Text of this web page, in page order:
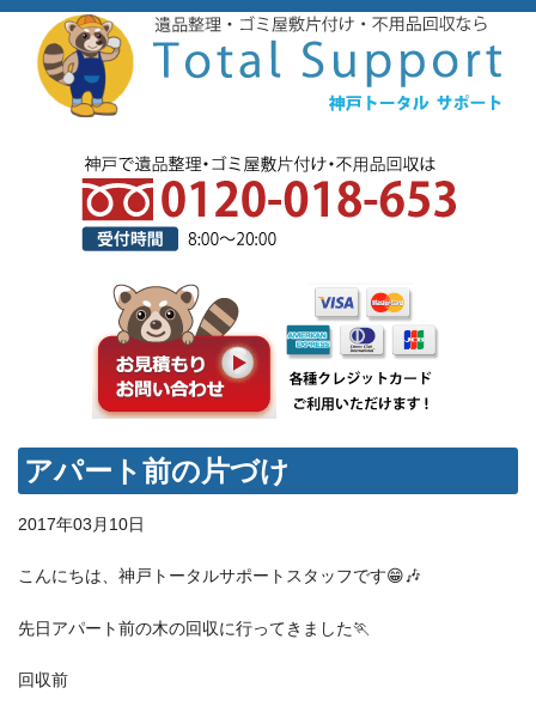
アパート前の片づけ
2017年03月10日
こんにちは、神戸トータルサポートスタッフです😁🎶
先日アパート前の木の回収に行ってきました🏃
回収前